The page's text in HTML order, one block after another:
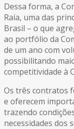
Dessa forma, a
Raia, uma das
Brasil – o que
ao portfólio da
de um ano com
possibilitando
competitividade à
Os três contratos
e oferecem
trazendo
necessidades dos